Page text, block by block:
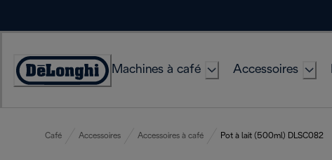
Déclaration
Machines à café Accessoires
Café Accessoires Accessoires à café Pot à lait (500ml) DLSC082